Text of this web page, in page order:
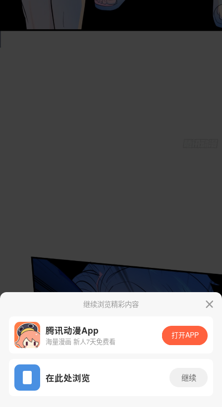
App免费看
继续浏览精彩内容
腾讯动漫App
海量漫画 新人7天免费看
打开APP
在此处浏览 继续